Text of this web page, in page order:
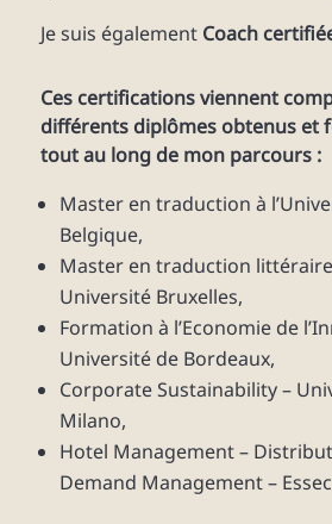
Je suis égalementCoach
Ces certifications viennent
différents diplômes obtenus et
tout au long de mon parcours :
Master en traduction à
Belgique,
Master en traduction littéraire
Université Bruxelles,
Formation à l’Economie de
Université de Bordeaux,
Corporate Sustainability –
Milano,
Hotel Management –
Demand Management –